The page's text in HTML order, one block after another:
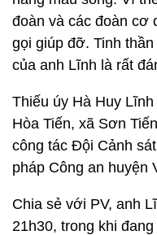
đoàn và các đoàn cơ
gọi giúp đỡ. Tinh
của anh Lĩnh là rất
Thiếu úy Hà Huy
Hòa Tiến, xã Sơn
công tác Đội Cảnh
pháp Công an huyện
Chia sẻ với PV, anh
21h30, trong khi